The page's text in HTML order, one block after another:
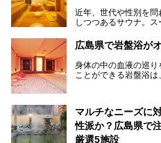
近年、世代や性別を
しつつあるサウナ。ス
わりと身体の内部を
ュ効果はもちろん、
期待されます。今回
のオススメ温泉・銭湯
ます。
広島県で岩盤浴が
身体の中の血液の巡
ことができる岩盤浴
る、広島県でオススメ
ます！
マルチなニーズに
性派か？広島県で
厳選5施設